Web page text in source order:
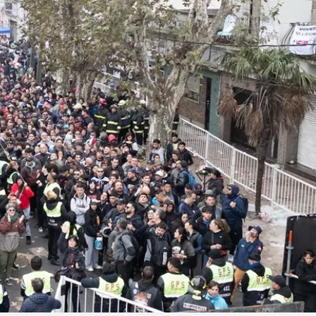
Linea